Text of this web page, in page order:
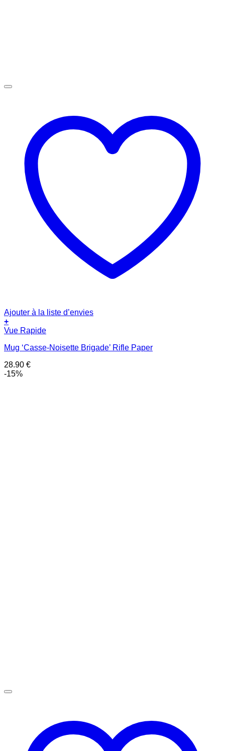
Ajouter à la liste d’envies
+
Vue Rapide
Mug ‘Casse-Noisette Brigade’ Rifle Paper
28.90 €
-15%